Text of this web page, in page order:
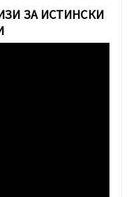
ЗА ИСТИНСКИ